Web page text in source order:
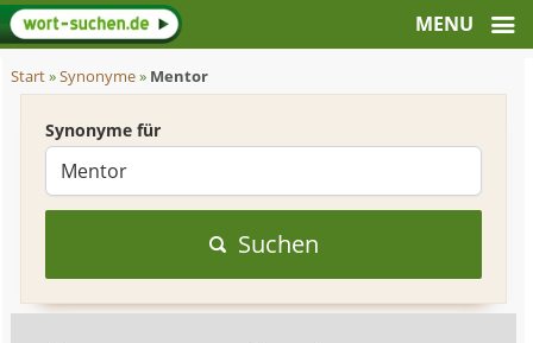
Start»Synonyme» Mentor
Synonyme für
Suchen